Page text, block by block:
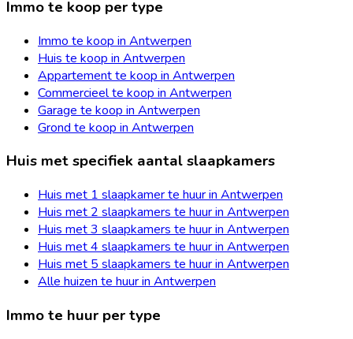
Immo te koop per type
Immo te koop in Antwerpen
Huis te koop in Antwerpen
Appartement te koop in Antwerpen
Commercieel te koop in Antwerpen
Garage te koop in Antwerpen
Grond te koop in Antwerpen
Huis met specifiek aantal slaapkamers
Huis met 1 slaapkamer te huur in Antwerpen
Huis met 2 slaapkamers te huur in Antwerpen
Huis met 3 slaapkamers te huur in Antwerpen
Huis met 4 slaapkamers te huur in Antwerpen
Huis met 5 slaapkamers te huur in Antwerpen
Alle huizen te huur in Antwerpen
Immo te huur per type